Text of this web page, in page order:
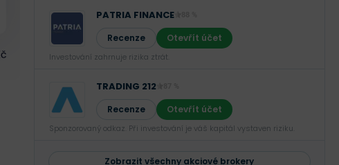
PATRIA FINANCE
Recenze Otevřít účet
Investování zahrnuje rizika ztrát.‎
TRADING 212
Recenze Otevřít účet
Sponzorovaný odkaz. Při investování je váš kapitál vystaven riziku.
Zobrazit všechny akciové brokery